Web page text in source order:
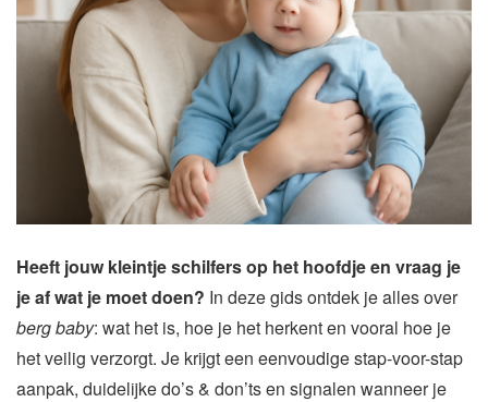
Heeft jouw kleintje schilfers op het hoofdje en vraag je
je af wat je moet doen? In deze gids ontdek je alles over
berg baby: wat het is, hoe je het herkent en vooral hoe je
het veilig verzorgt. Je krijgt een eenvoudige stap-voor-stap
aanpak, duidelijke do’s & don’ts en signalen wanneer je